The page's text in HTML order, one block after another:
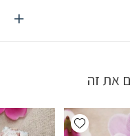
את זה
Add wishlist